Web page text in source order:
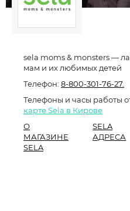
sela moms & monsters —
мам и их любимых детей
Телефон: 8-800-301-76-27.
Телефоны и часы работы
карте Sela в Кирове
О
МАГАЗИНЕ
SELA
SELA
АДРЕСА